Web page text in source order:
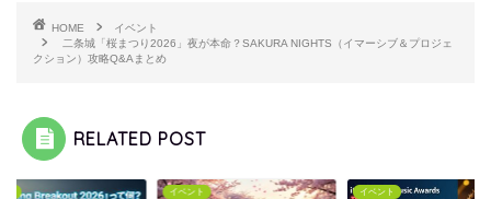
HOME
イベント
二条城「桜まつり2026」夜が本命？SAKURA NIGHTS（イマーシブ＆プロジェ
クション）攻略Q&Aまとめ
RELATED POST
イベント イベント